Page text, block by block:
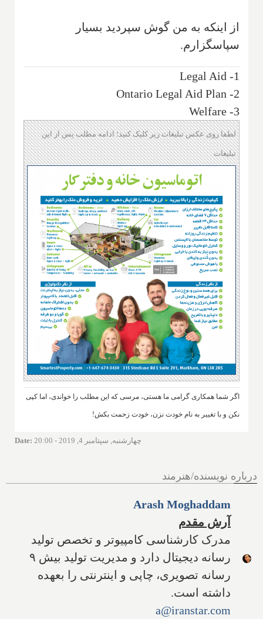
از اینکه به من گوش سپردید بسیار
سپاسگزارم.
1- Legal Aid
2- Ontario Legal Aid Plan
3- Welfare
لطفا روی عکس تبلیغات زیر کلیک کنید؛ ادامه مطلب پس از این
تبلیغات
اگر شما همکاری گرامی ما هستی، مرسی که این مطلب را خواندی، اما کپی
نکن و با تغییر به نام خودت نزن، خودت زحمت بکش!
Date: چهارشنبه, سپتامبر 4, 2019 - 20:00
درباره نویسنده/هنرمند
Arash Moghaddam
آرش مقدم
مدرک کارشناسی کامپیوتر و تخصص تولید
رسانه دیجیتال دارد و مدیریت تولید بیش ۹
رسانه تصویری، چاپی و اینترنتی را بعهده
داشته است.
a@iranstar.com